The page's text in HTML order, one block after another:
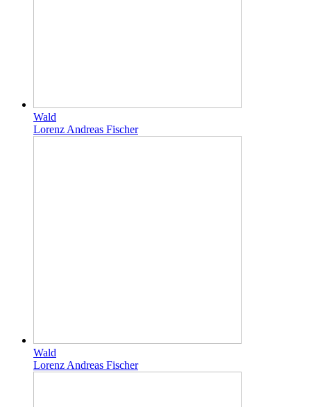
Wald
Lorenz Andreas Fischer
Wald
Lorenz Andreas Fischer